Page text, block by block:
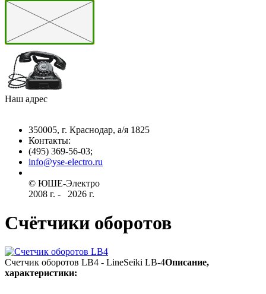
Наш адрес
350005, г. Краснодар, а/я 1825
Контакты: ­
(495) 369-56-03;
info@yse-electro.ru­
© ЮШЕ-Эл­ектро ­
2008 г­. - ­ ­­­­­
2026 г.
Счётчики оборотов
Счетчик оборотов LB4 - LineSeiki LB-4Описание,
характеристики: